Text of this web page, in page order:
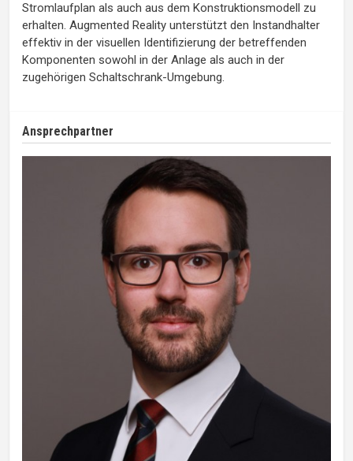
Stromlaufplan als auch aus dem Konstruktionsmodell zu
erhalten. Augmented Reality unterstützt den Instandhalter
effektiv in der visuellen Identifizierung der betreffenden
Komponenten sowohl in der Anlage als auch in der
zugehörigen Schaltschrank-Umgebung.
Ansprechpartner